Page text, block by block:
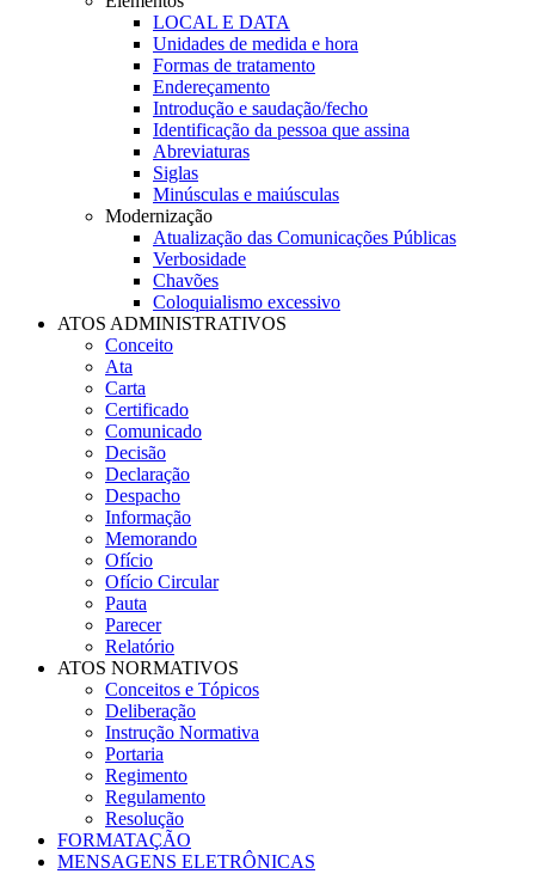
LOCAL E DATA
Unidades de medida e hora
Formas de tratamento
Endereçamento
Introdução e saudação/fecho
Identificação da pessoa que assina
Abreviaturas
Siglas
Minúsculas e maiúsculas
Modernização
Atualização das Comunicações Públicas
Verbosidade
Chavões
Coloquialismo excessivo
ATOS ADMINISTRATIVOS
Conceito
Ata
Carta
Certificado
Comunicado
Decisão
Declaração
Despacho
Informação
Memorando
Ofício
Ofício Circular
Pauta
Parecer
Relatório
ATOS NORMATIVOS
Conceitos e Tópicos
Deliberação
Instrução Normativa
Portaria
Regimento
Regulamento
Resolução
FORMATAÇÃO
MENSAGENS ELETRÔNICAS